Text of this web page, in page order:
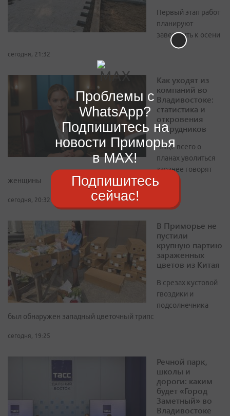
Первый этап работ
планируют
завершить к осени
сегодня, 21:32
Как уходят из
компаний во
Владивостоке:
статистика и
откровения
сотрудников
Чаще всего о
планах уволиться
заранее говорят
женщины
сегодня, 20:32
В Приморье не
пустили
крупную партию
зараженных
цветов из Китая
В срезах кустовой
гвоздики и
подсолнечника
был обнаружен западный цветочный трипс
сегодня, 19:25
Речной парк,
школы и
дороги: каким
будет «Город
Заметный» во
Владивостоке
Проблемы с
WhatsApp?
Подпишитесь на
новости Приморья
в MAX!
Подпишитесь
сейчас!